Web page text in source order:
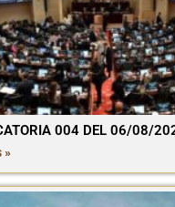
004 DEL 06/08/
»